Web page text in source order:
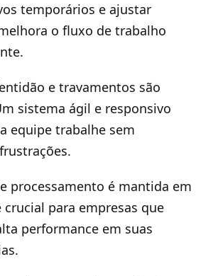
temporários e ajustar
o fluxo de trabalho
e travamentos são
sistema ágil e responsivo
equipe trabalhe sem
processamento é mantida em
crucial para empresas que
performance em suas